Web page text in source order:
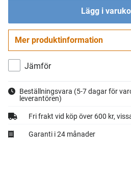
Lägg i
Gå till
Mer produktinformation
Jämför
Beställningsvara (5-7 dagar för
leverantören)
Fri frakt vid köp över 600 kr,
Garanti i 24 månader